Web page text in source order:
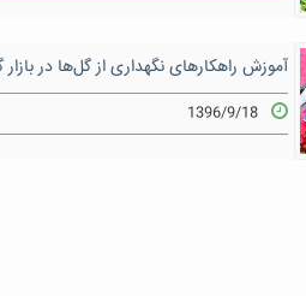
آموزش راهکارهای نگهداری از گل‌ها در
1396/9/18